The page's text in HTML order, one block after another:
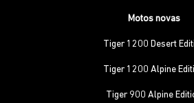
Motos novas
Tiger 1200 Desert
Tiger 1200 Alpine
Tiger 900 Alpine